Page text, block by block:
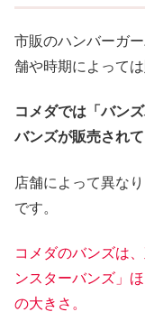
市販のハンバーガ
舗や時期によって
コメダでは「バン
バンズが販売されて
店舗によって異な
です。
コメダのバンズは
ンスターバンズ」
の大きさ。